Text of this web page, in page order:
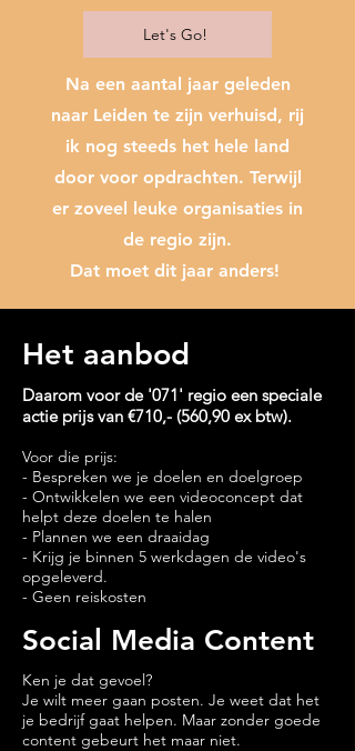
Let's Go!
Na een aantal jaar geleden
naar Leiden te zijn verhuisd, rij
ik nog steeds het hele land
door voor opdrachten. Terwijl
er zoveel leuke organisaties in
de regio zijn.
Dat moet dit jaar anders!
Het aanbod
Daarom voor de '071' regio een speciale
actie prijs van €710,- (560,90 ex btw).
Voor die prijs:
- Bespreken we je doelen en doelgroep
- Ontwikkelen we een videoconcept dat
helpt deze doelen te halen
- Plannen we een draaidag
- Krijg je binnen 5 werkdagen de video's
opgeleverd.
- Geen reiskosten
Social Media Content
Ken je dat gevoel?
Je wilt meer gaan posten. Je weet dat het
je bedrijf gaat helpen. Maar zonder goede
content gebeurt het maar niet.